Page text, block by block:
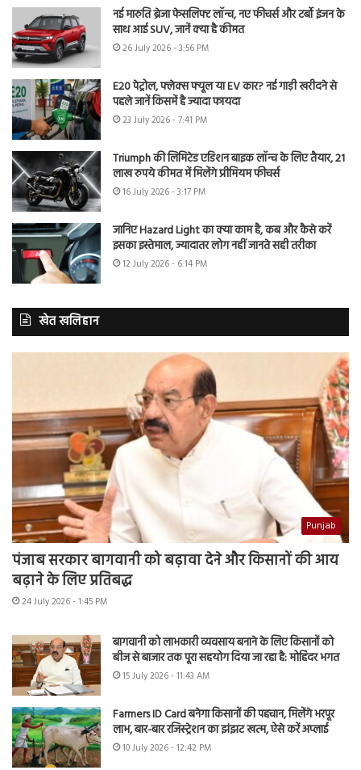
नई मारुति ब्रेजा फेसलिफ्ट लॉन्च, नए फीचर्स और टर्बो इंजन के
साथ आई SUV, जानें क्या है कीमत
26 July 2026 - 3:56 PM
E20 पेट्रोल, फ्लेक्स फ्यूल या EV कार? नई गाड़ी खरीदने से
पहले जानें किसमें है ज्यादा फायदा
23 July 2026 - 7:41 PM
Triumph की लिमिटेड एडिशन बाइक लॉन्च के लिए तैयार, 21
लाख रुपये कीमत में मिलेंगे प्रीमियम फीचर्स
16 July 2026 - 3:17 PM
जानिए Hazard Light का क्या काम है, कब और कैसे करें
इसका इस्तेमाल, ज्यादातर लोग नहीं जानते सही तरीका
12 July 2026 - 6:14 PM
खेत खलिहान
Punjab
पंजाब सरकार बागवानी को बढ़ावा देने और किसानों की आय
बढ़ाने के लिए प्रतिबद्ध
24 July 2026 - 1:45 PM
बागवानी को लाभकारी व्यवसाय बनाने के लिए किसानों को
बीज से बाजार तक पूरा सहयोग दिया जा रहा है: मोहिंदर भगत
15 July 2026 - 11:43 AM
Farmers ID Card बनेगा किसानों की पहचान, मिलेंगे भरपूर
लाभ, बार-बार रजिस्ट्रेशन का झंझट खत्म, ऐसे करें अप्लाई
10 July 2026 - 12:42 PM